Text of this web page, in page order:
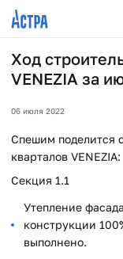
Ход
VENEZIA за
06 июля 2022
Спешим поделится
кварталов VENEZIA:
Секция 1.1
Утепление
конструкции
выполнено.